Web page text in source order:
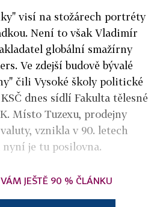
visí na stožárech portréty
Není to však Vladimír
globální smažírny
Ve zdejší budově bývalé
čili Vysoké školy politické
dnes sídlí Fakulta tělesné
Místo Tuzexu, prodejny
vznikla v 90. letech
je tu posilovna.
JEŠTĚ 90 % ČLÁNKU